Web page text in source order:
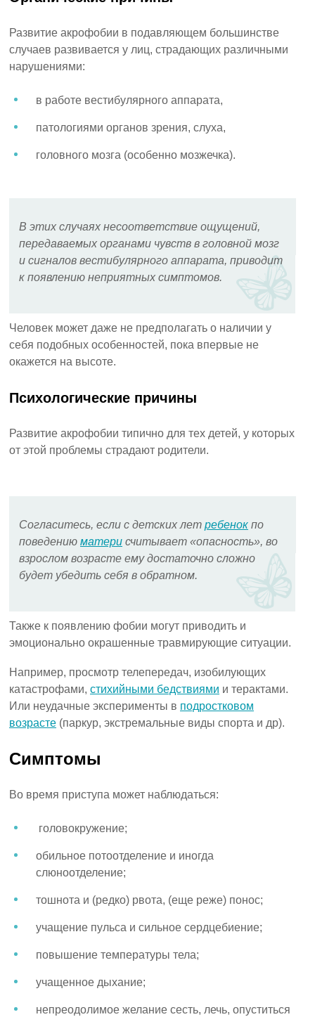
Развитие акрофобии в подавляющем большинстве
случаев развивается у лиц, страдающих различными
нарушениями:
в работе вестибулярного аппарата,
патологиями органов зрения, слуха,
головного мозга (особенно мозжечка).
В этих случаях несоответствие ощущений,
передаваемых органами чувств в головной мозг
и сигналов вестибулярного аппарата, приводит
к появлению неприятных симптомов.
Человек может даже не предполагать о наличии у
себя подобных особенностей, пока впервые не
окажется на высоте.
Психологические причины
Развитие акрофобии типично для тех детей, у которых
от этой проблемы страдают родители.
Согласитесь, если с детских лет ребенок по
поведению матери считывает «опасность», во
взрослом возрасте ему достаточно сложно
будет убедить себя в обратном.
Также к появлению фобии могут приводить и
эмоционально окрашенные травмирующие ситуации.
Например, просмотр телепередач, изобилующих
катастрофами, стихийными бедствиями и терактами.
Или неудачные эксперименты в подростковом
возрасте (паркур, экстремальные виды спорта и др).
Симптомы
Во время приступа может наблюдаться:
головокружение;
обильное потоотделение и иногда
слюноотделение;
тошнота и (редко) рвота, (еще реже) понос;
учащение пульса и сильное сердцебиение;
повышение температуры тела;
учащенное дыхание;
непреодолимое желание сесть, лечь, опуститься